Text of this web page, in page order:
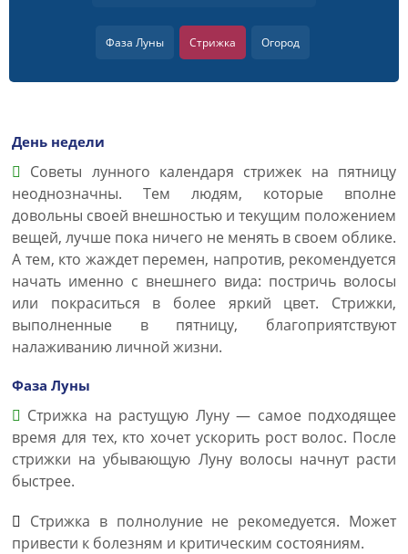
Фаза Луны Стрижка Огород
День недели
Советы лунного календаря стрижек на пятницу
неоднозначны. Тем людям, которые вполне
довольны своей внешностью и текущим положением
вещей, лучше пока ничего не менять в своем облике.
А тем, кто жаждет перемен, напротив, рекомендуется
начать именно с внешнего вида: постричь волосы
или покраситься в более яркий цвет. Стрижки,
выполненные в пятницу, благоприятствуют
налаживанию личной жизни.
Фаза Луны
Стрижка на растущую Луну — самое подходящее
время для тех, кто хочет ускорить рост волос. После
стрижки на убывающую Луну волосы начнут расти
быстрее.
Стрижка в полнолуние не рекомедуется. Может
привести к болезням и критическим состояниям.